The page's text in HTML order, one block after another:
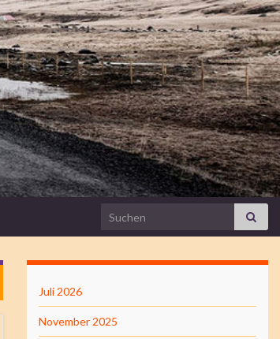
Search for:
Juli 2026
November 2025